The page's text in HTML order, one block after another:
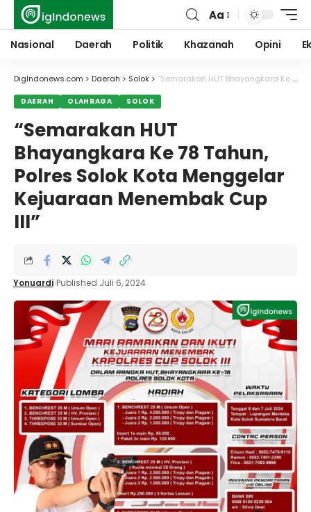
Font
Resizer
Aa
Nasional Daerah Politik Khazanah Opini
DigIndonews.com > Daerah > Solok > “Semarakan HUT Bhayangkara Ke 78 Tahun, Polres Solok Kota Menggelar Kejuaraan Menembak Cup III”
DAERAH OLAHRAGA SOLOK
“Semarakan HUT
Bhayangkara Ke 78 Tahun,
Polres Solok Kota Menggelar
Kejuaraan Menembak Cup
III”
Yonuardi Published Juli 6, 2024